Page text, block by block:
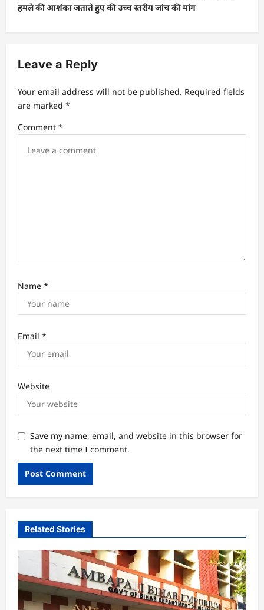
n
a
i
a
i
हमले की आशंका जताते हुए की उच्च स्तरीय जांच की मांग
Leave a Reply
Your email address will not be published. Required fields
are marked *
Comment *
Name *
Email *
Website
Save my name, email, and website in this browser for
the next time I comment.
Related Stories